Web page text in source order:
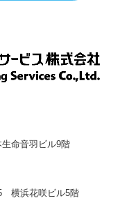
命音羽ビル9階
横浜花咲ビル5階